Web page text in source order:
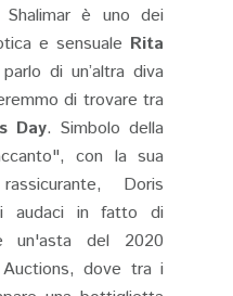
Shalimar è uno dei
e sensuale Rita
di un’altra diva
di trovare tra
Day. Simbolo della
con la sua
Doris
audaci in fatto di
un'asta del 2020
dove tra i